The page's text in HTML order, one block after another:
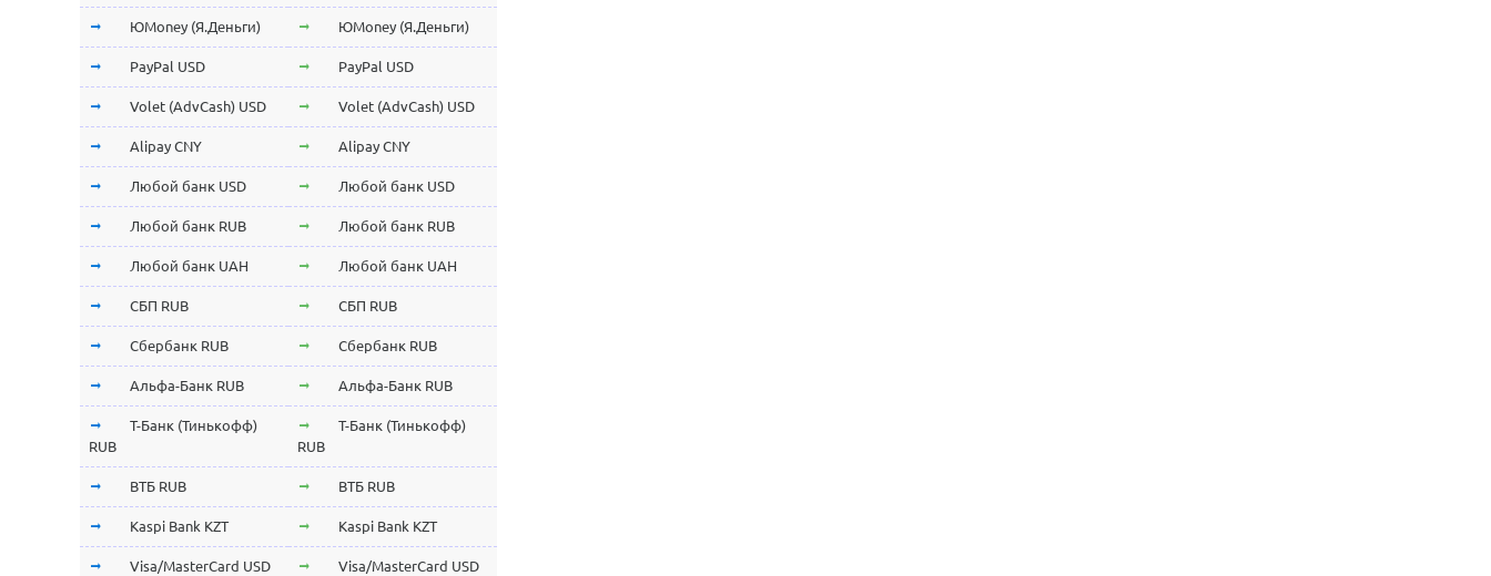
ЮMoney (Я.Деньги) ЮMoney (Я.Деньги)
PayPal USD PayPal USD
Volet (AdvCash) USD Volet (AdvCash) USD
Alipay CNY Alipay CNY
Любой банк USD Любой банк USD
Любой банк RUB Любой банк RUB
Любой банк UAH Любой банк UAH
СБП RUB СБП RUB
Сбербанк RUB Сбербанк RUB
Альфа-Банк RUB Альфа-Банк RUB
Т-Банк (Тинькофф)
RUB
Т-Банк (Тинькофф)
RUB
ВТБ RUB ВТБ RUB
Kaspi Bank KZT Kaspi Bank KZT
Visa/MasterCard USD Visa/MasterCard USD